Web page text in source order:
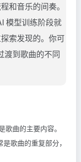
和音乐的间奏。
模型训练阶段就
索发现的。你可
渡到歌曲的不同
曲的主要内容。
歌曲的重复部分，